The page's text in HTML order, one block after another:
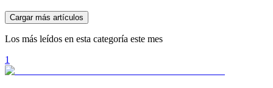
Cargar más artículos
Los más leídos en esta categoría este mes
1